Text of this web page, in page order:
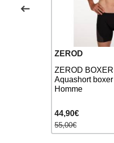
ZEROD
ZEROD
Aquashort
Homme
44,90€
55,00€